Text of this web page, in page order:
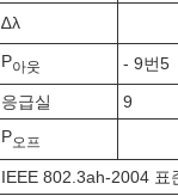
∆λ
P아웃 - 9번5
응급실 9
P오프
IEEE 802.3ah-2004 표